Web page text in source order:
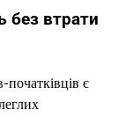
без втрати
є